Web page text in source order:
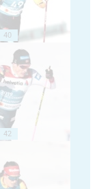
40
42